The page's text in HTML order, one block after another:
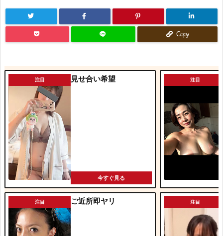
Copy
注目 見せ合い希望
今すぐ見る
注目 ご近所即ヤリ
注目
注目